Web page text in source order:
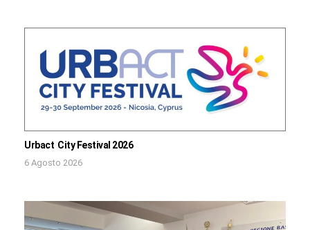
Urbact City Festival 2026
6 Agosto 2026